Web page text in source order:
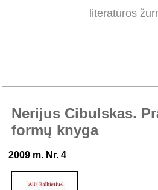
literatūros
Nerijus Cibulskas.
formų knyga
2009 m. Nr. 4